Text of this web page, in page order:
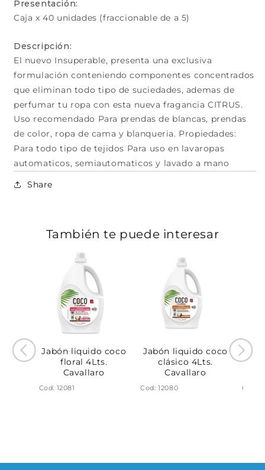
Presentación:
Caja x 40 unidades (fraccionable de a 5)
Descripción:
El nuevo Insuperable, presenta una exclusiva
formulación conteniendo componentes concentrados
que eliminan todo tipo de suciedades, ademas de
perfumar tu ropa con esta nueva fragancia CITRUS.
Uso recomendado Para prendas de blancas, prendas
de color, ropa de cama y blanqueria. Propiedades:
Para todo tipo de tejidos Para uso en lavaropas
automaticos, semiautomaticos y lavado a mano
Share
También te puede interesar
Jabón liquido coco
floral 4Lts.
Cavallaro
Cod: 12081
Jabón liquido coco
clásico 4Lts.
Cavallaro
Cod: 12080 Cod: